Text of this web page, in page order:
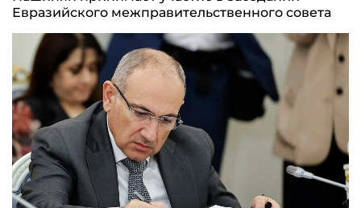
Евразийского межправительственного совета